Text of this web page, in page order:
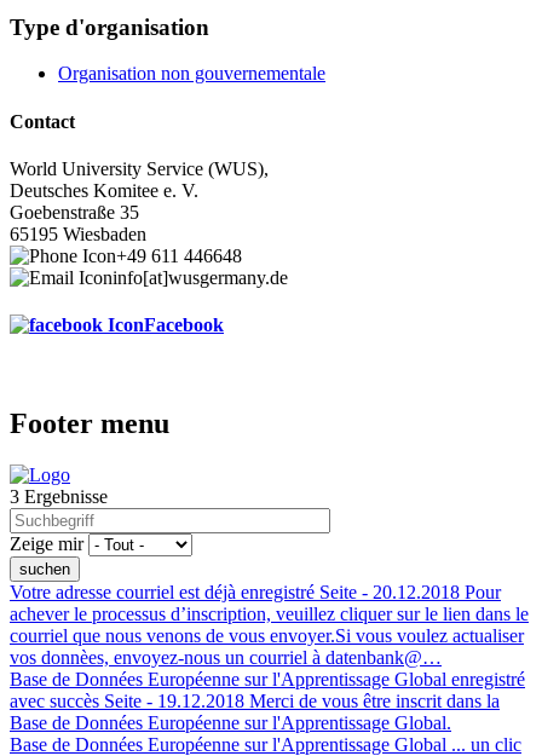
Type d'organisation
Organisation non gouvernementale
Contact
World University Service (WUS),
Deutsches Komitee e. V.
Goebenstraße 35
65195 Wiesbaden
+49 611 446648
info[at]wusgermany.de
Facebook
Footer menu
3 Ergebnisse
Zeige mir
Votre adresse courriel est déjà enregistré Seite - 20.12.2018 Pour
achever le processus d’inscription, veuillez cliquer sur le lien dans le
courriel que nous venons de vous envoyer.Si vous voulez actualiser
vos donnèes, envoyez-nous un courriel à datenbank@…
Base de Données Européenne sur l'Apprentissage Global enregistré
avec succès Seite - 19.12.2018 Merci de vous être inscrit dans la
Base de Données Européenne sur l'Apprentissage Global.
Base de Données Européenne sur l'Apprentissage Global ... un clic